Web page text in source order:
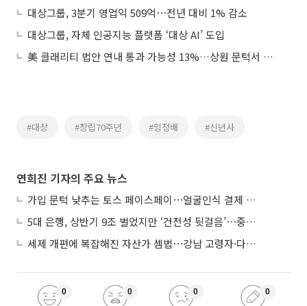
대상그룹, 3분기 영업익 509억⋯전년 대비 1% 감소
대상그룹, 자체 인공지능 플랫폼 ‘대상 AI’ 도입
美 클래리티 법안 연내 통과 가능성 13%…상원 문턱서 제동
#대상 #창립70주년 #임정배 #신년사
연희진 기자의 주요 뉴스
가입 문턱 낮추는 토스 페이스페이⋯얼굴인식 결제 확산 속도낸다
5대 은행, 상반기 9조 벌었지만 ‘건전성 뒷걸음’⋯중기대출 문턱 높아지나
세제 개편에 복잡해진 자산가 셈법⋯강남 고령자·다주택자 ‘자산재편 고심’
0 0 0 0